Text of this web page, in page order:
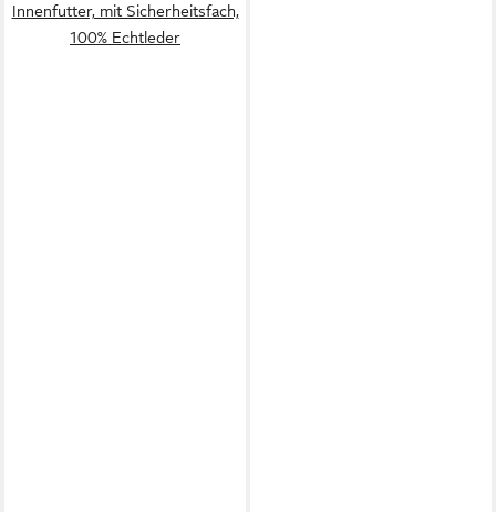
Innenfutter, mit Sicherheitsfach,
100% Echtleder